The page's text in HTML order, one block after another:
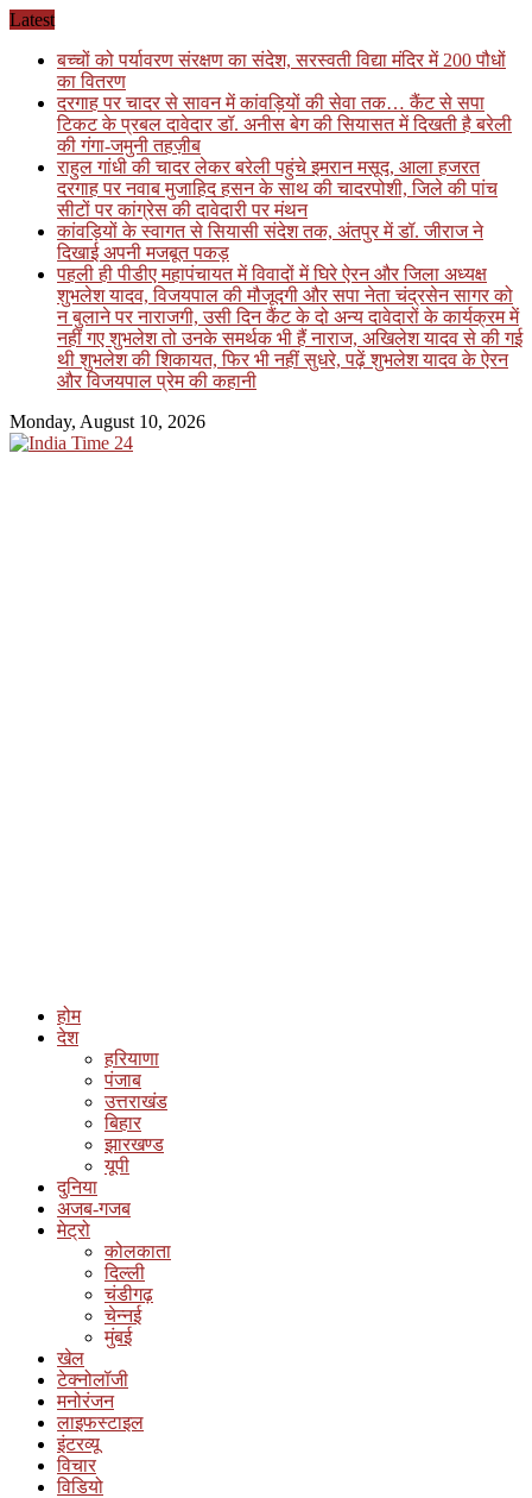
Skip
content
Latest
बच्चों को पर्यावरण संरक्षण का संदेश, सरस्वती विद्या मंदिर में 200 पौधों
का वितरण
दरगाह पर चादर से सावन में कांवड़ियों की सेवा तक… कैंट से सपा
टिकट के प्रबल दावेदार डॉ. अनीस बेग की सियासत में दिखती है बरेली
की गंगा-जमुनी तहज़ीब
राहुल गांधी की चादर लेकर बरेली पहुंचे इमरान मसूद, आला हजरत
दरगाह पर नवाब मुजाहिद हसन के साथ की चादरपोशी, जिले की पांच
सीटों पर कांग्रेस की दावेदारी पर मंथन
कांवड़ियों के स्वागत से सियासी संदेश तक, अंतपुर में डॉ. जीराज ने
दिखाई अपनी मजबूत पकड़
पहली ही पीडीए महापंचायत में विवादों में घिरे ऐरन और जिला अध्यक्ष
शुभलेश यादव, विजयपाल की मौजूदगी और सपा नेता चंद्रसेन सागर को
न बुलाने पर नाराजगी, उसी दिन कैंट के दो अन्य दावेदारों के कार्यक्रम में
नहीं गए शुभलेश तो उनके समर्थक भी हैं नाराज, अखिलेश यादव से की गई
थी शुभलेश की शिकायत, फिर भी नहीं सुधरे, पढ़ें शुभलेश यादव के ऐरन
और विजयपाल प्रेम की कहानी
Monday, August 10, 2026
होम
देश
हरियाणा
पंजाब
उत्तराखंड
बिहार
झारखण्ड
यूपी
दुनिया
अजब-गजब
मेट्रो
कोलकाता
दिल्ली
चंडीगढ़
चेन्नई
मुंबई
खेल
टेक्नोलॉजी
मनोरंजन
लाइफस्टाइल
इंटरव्यू
विचार
विडियो